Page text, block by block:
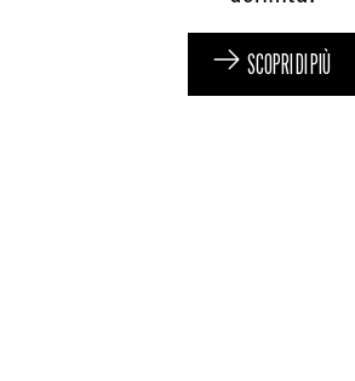
SCOPRI DI PIÙ